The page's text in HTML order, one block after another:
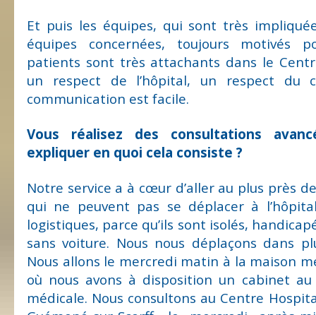
Et puis les équipes, qui sont très
équipes concernées, toujours motivés
patients sont très attachants dans le
un respect de l’hôpital, un respect du
communication est facile.
Vous réalisez des consultations
expliquer en quoi cela consiste ?
Notre service a à cœur d’aller au plus près
qui ne peuvent pas se déplacer à
logistiques, parce qu’ils sont isolés,
sans voiture. Nous nous déplaçons dans
Nous allons le mercredi matin à la maison
où nous avons à disposition un cabinet
médicale. Nous consultons au Centre